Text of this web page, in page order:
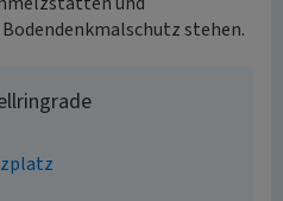
stehen.